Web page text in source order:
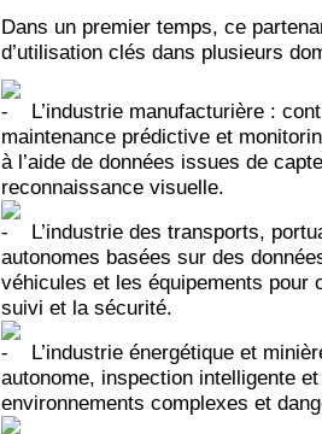
Dans un premier temps, ce
d’utilisation clés dans plusieurs
L’industrie manufacturière :
maintenance prédictive et
à l’aide de données issues de
reconnaissance visuelle.
L’industrie des transports,
autonomes basées sur des
véhicules et les équipements pour
suivi et la sécurité.
L’industrie énergétique et
autonome, inspection intelligente
environnements complexes et